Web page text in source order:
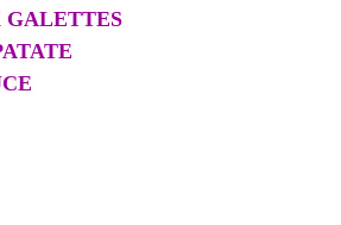
GALETTES